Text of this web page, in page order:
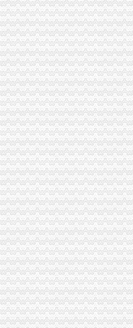
铜梁局开展“红盾保春耕”0元注册公司行动有实
万盛局五项措施加“五一”一元注册公司流程旅
高新区局政务信息五化做到“五确保”一元注册
渝中局重庆0元注册公司突出提高案件质量创
丰都局0元注册公司流程龙河所四举措全面清
荣昌局一元注册公司五大制度加大广告监管工
南岸局重庆0元注册公司四公里工商所推行办
北碚局重庆一元注册公司三措并举深入开展大
经开区局重庆0元注册公司开展户外广告专项清
北碚局重庆0元注册公司启动商标发展战略为
江津局“两手抓”一元注册公司流程积构建食品
石柱局四项措施有效遏制县城农贸市0元注册
永川局一元注册公司流程创新建立商标战略服
大足局免费注册公司石马工商所三项措施清理
彭水工商局一元注册公司与公安联手整辖区旅
北碚区区长出席该区消委会理事会并提出工作
秀山局0元注册公司流程六项措施确保3.15活
市工商局、市消委会联合开展“消费维权贡献”
涪陵局龙潭所开展“四心”0元注册公司流程工
免费
刚哥哥免费淘宝店铺装修教程、免费淘宝店铺
3D模型免费下载_3D模型下载网站_3d模型库
免费公司
【广州0元注册公司是真的吗广州免费公司可
万众财税-免费公司注册_代理记账_商标注册_
免费注册
天津单位会员免费注册信息--天津人才热线
免费注册即送白菜|免费注册即送白菜进不去|免
免费注册公司流程
【2017注册公司流程及费用-无地址公司注册-
工程公司注册流程
0元注册公司流程